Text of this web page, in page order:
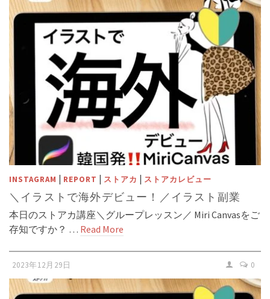
INSTAGRAM | REPORT | ストアカ | ストアカレビュー
＼イラストで海外デビュー！／イラスト副業
本日のストアカ講座＼グループレッスン／ Miri Canvasをご
存知ですか？ … Read More
2023年12月29日 0